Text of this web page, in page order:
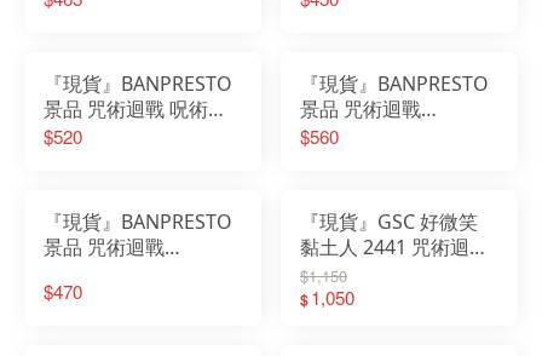
『現貨』BANPRESTO
景品 咒術迴戰 呪術迴
戰 Grandista 禪院直哉
$520
『現貨』BANPRESTO
景品 咒術迴戰
MAXIMATIC 乙骨憂太
$560
『現貨』BANPRESTO
景品 咒術迴戰
迴游
$470
『現貨』GSC 好微笑
黏土人 2441 咒術迴戰
夏油傑 西裝Ver
$1,150
$1,050